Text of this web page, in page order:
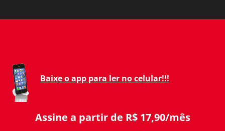
Baixe o app para ler no celular!!!
Assine a partir de R$ 17,90/mês